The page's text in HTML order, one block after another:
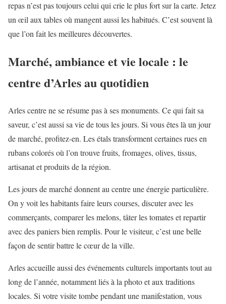
repas n’est pas toujours celui qui crie le plus fort sur la carte. Jetez
un œil aux tables où mangent aussi les habitués. C’est souvent là
que l’on fait les meilleures découvertes.
Marché, ambiance et vie locale : le
centre d’Arles au quotidien
Arles centre ne se résume pas à ses monuments. Ce qui fait sa
saveur, c’est aussi sa vie de tous les jours. Si vous êtes là un jour
de marché, profitez-en. Les étals transforment certaines rues en
rubans colorés où l’on trouve fruits, fromages, olives, tissus,
artisanat et produits de la région.
Les jours de marché donnent au centre une énergie particulière.
On y voit les habitants faire leurs courses, discuter avec les
commerçants, comparer les melons, tâter les tomates et repartir
avec des paniers bien remplis. Pour le visiteur, c’est une belle
façon de sentir battre le cœur de la ville.
Arles accueille aussi des événements culturels importants tout au
long de l’année, notamment liés à la photo et aux traditions
locales. Si votre visite tombe pendant une manifestation, vous